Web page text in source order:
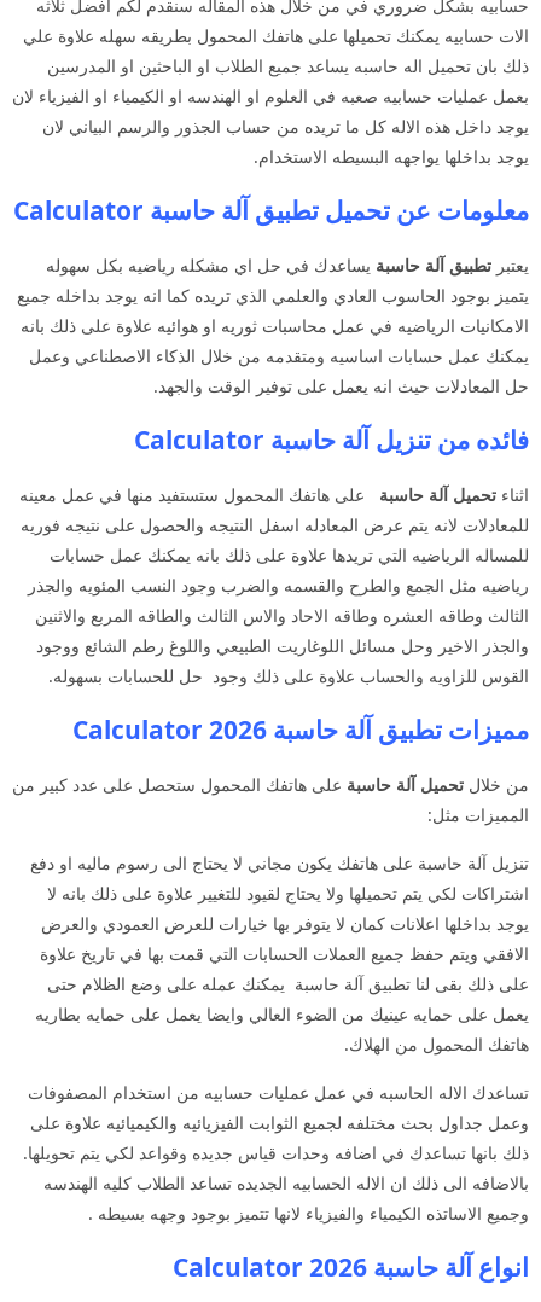
حسابيه بشكل ضروري في من خلال هذه المقاله سنقدم لكم افضل ثلاثه
الات حسابيه يمكنك تحميلها على هاتفك المحمول بطريقه سهله علاوة علي
ذلك بان تحميل اله حاسبه يساعد جميع الطلاب او الباحثين او المدرسين
بعمل عمليات حسابيه صعبه في العلوم او الهندسه او الكيمياء او الفيزياء لان
يوجد داخل هذه الاله كل ما تريده من حساب الجذور والرسم البياني لان
يوجد بداخلها يواجهه البسيطه الاستخدام.
معلومات عن تحميل تطبيق آلة حاسبة Calculator
يعتبر تطبيق آلة حاسبة يساعدك في حل اي مشكله رياضيه بكل سهوله
يتميز بوجود الحاسوب العادي والعلمي الذي تريده كما انه يوجد بداخله جميع
الامكانيات الرياضيه في عمل محاسبات ثوريه او هوائيه علاوة على ذلك بانه
يمكنك عمل حسابات اساسيه ومتقدمه من خلال الذكاء الاصطناعي وعمل
حل المعادلات حيث انه يعمل على توفير الوقت والجهد.
فائده من تنزيل آلة حاسبة Calculator
اثناء تحميل آلة حاسبة
على هاتفك المحمول ستستفيد منها في عمل معينه
للمعادلات لانه يتم عرض المعادله اسفل النتيجه والحصول على نتيجه فوريه
للمساله الرياضيه التي تريدها علاوة على ذلك بانه يمكنك عمل حسابات
رياضيه مثل الجمع والطرح والقسمه والضرب وجود النسب المئويه والجذر
الثالث وطاقه العشره وطاقه الاحاد والاس الثالث والطاقه المربع والاثنين
والجذر الاخير وحل مسائل اللوغاريت الطبيعي واللوغ رطم الشائع ووجود
القوس للزاويه والحساب علاوة على ذلك وجود حل للحسابات بسهوله.
مميزات تطبيق آلة حاسبة Calculator 2026
من خلال تحميل آلة حاسبة على هاتفك المحمول ستحصل على عدد كبير من
المميزات مثل:
تنزيل آلة حاسبة على هاتفك يكون مجاني لا يحتاج الى رسوم ماليه او دفع
اشتراكات لكي يتم تحميلها ولا يحتاج لقيود للتغيير علاوة على ذلك بانه لا
يوجد بداخلها اعلانات كمان لا يتوفر بها خيارات للعرض العمودي والعرض
الافقي ويتم حفظ جميع العملات الحسابات التي قمت بها في تاريخ علاوة
على ذلك بقى لنا تطبيق آلة حاسبة يمكنك عمله على وضع الظلام حتى
يعمل على حمايه عينيك من الضوء العالي وايضا يعمل على حمايه بطاريه
هاتفك المحمول من الهلاك.
تساعدك الاله الحاسبه في عمل عمليات حسابيه من استخدام المصفوفات
وعمل جداول بحث مختلفه لجميع الثوابت الفيزيائيه والكيميائيه علاوة على
ذلك بانها تساعدك في اضافه وحدات قياس جديده وقواعد لكي يتم تحويلها.
بالاضافه الى ذلك ان الاله الحسابيه الجديده تساعد الطلاب كليه الهندسه
وجميع الاساتذه الكيمياء والفيزياء لانها تتميز بوجود وجهه بسيطه .
انواع آلة حاسبة Calculator 2026